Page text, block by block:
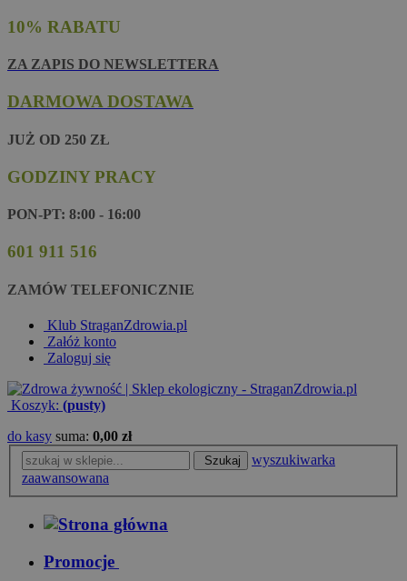
10% RABATU
ZA ZAPIS DO NEWSLETTERA
DARMOWA DOSTAWA
JUŻ OD 250 ZŁ
GODZINY PRACY
PON-PT: 8:00 - 16:00
601 911 516
ZAMÓW TELEFONICZNIE
Klub StraganZdrowia.pl
Załóż konto
Zaloguj się
Koszyk: (pusty)
do kasy suma: 0,00 zł
Szukaj
wyszukiwarka
zaawansowana
Promocje